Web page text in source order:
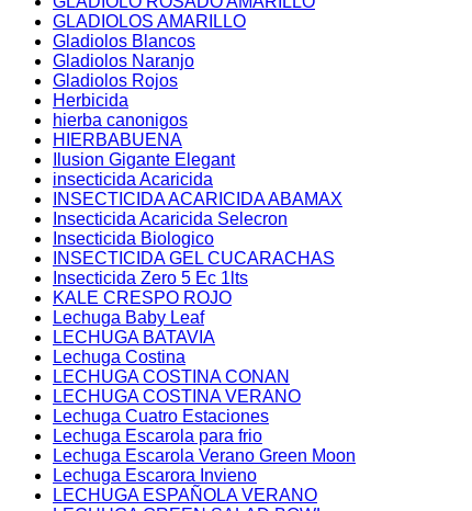
GLADIOLOS AMARILLO
Gladiolos Blancos
Gladiolos Naranjo
Gladiolos Rojos
Herbicida
hierba canonigos
HIERBABUENA
Ilusion Gigante Elegant
insecticida Acaricida
INSECTICIDA ACARICIDA ABAMAX
Insecticida Acaricida Selecron
Insecticida Biologico
INSECTICIDA GEL CUCARACHAS
Insecticida Zero 5 Ec 1lts
KALE CRESPO ROJO
Lechuga Baby Leaf
LECHUGA BATAVIA
Lechuga Costina
LECHUGA COSTINA CONAN
LECHUGA COSTINA VERANO
Lechuga Cuatro Estaciones
Lechuga Escarola para frio
Lechuga Escarola Verano Green Moon
Lechuga Escarora Invieno
LECHUGA ESPAÑOLA VERANO